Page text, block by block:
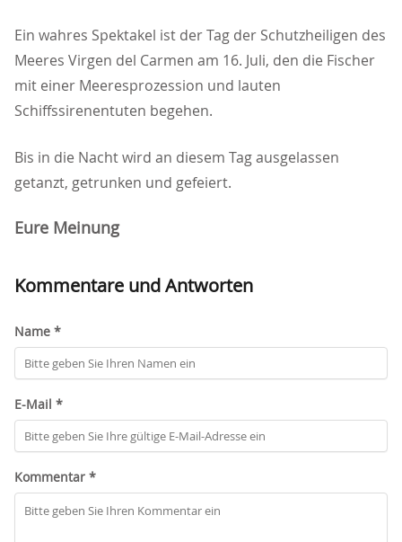
Ein wahres Spektakel ist der Tag der Schutzheiligen des
Meeres Virgen del Carmen am 16. Juli, den die Fischer
mit einer Meeresprozession und lauten
Schiffssirenentuten begehen.
Bis in die Nacht wird an diesem Tag ausgelassen
getanzt, getrunken und gefeiert.
Eure Meinung
Kommentare und Antworten
Name *
E-Mail *
Kommentar *